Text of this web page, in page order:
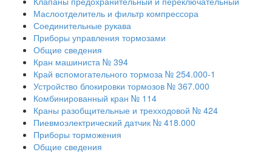
Маслоотделитель и фильтр компрессора
Соединительные рукава
Приборы управления тормозами
Общие сведения
Кран машиниста № 394
Край вспомогательного тормоза № 254.000-1
Устройство блокировки тормозов № 367.000
Комбинированный кран № 114
Краны разобщительные и трехходовой № 424
Пиевмоэлектрический датчик № 418.000
Приборы торможения
Общие сведения